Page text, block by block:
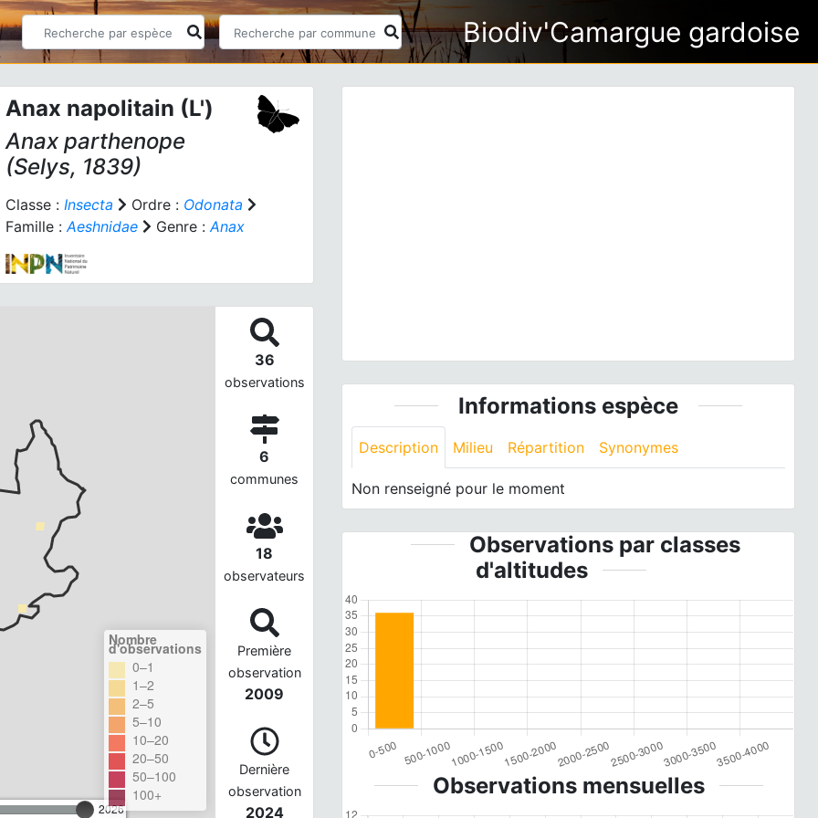
Biodiv'Camargue gardoise
Anax napolitain (L')
Anax parthenope
(Selys, 1839)
Classe : Insecta Ordre : Odonata
Famille :Aeshnidae Genre :Anax
2026
Nombre
d'observations
0–1
1–2
2–5
5–10
10–20
20–50
50–100
100+
36
observations
6
communes
18
observateurs
Première
observation
2009
Dernière
observation
2024
Informations espèce
Description Milieu Répartition Synonymes
Non renseigné pour le moment
Observations par classes
d'altitudes
Observations mensuelles